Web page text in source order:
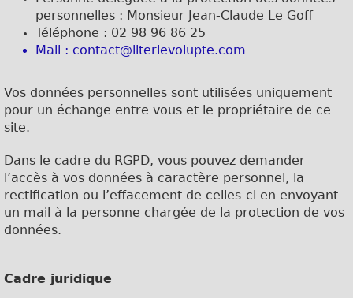
personnelles : Monsieur Jean-Claude Le Goff
Téléphone : 02 98 96 86 25
Mail : contact@literievolupte.com
Vos données personnelles sont utilisées uniquement
pour un échange entre vous et le propriétaire de ce
site.
Dans le cadre du RGPD, vous pouvez demander
l’accès à vos données à caractère personnel, la
rectification ou l’effacement de celles-ci en envoyant
un mail à la personne chargée de la protection de vos
données.
Cadre juridique